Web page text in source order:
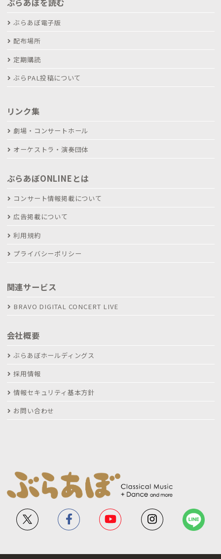
ぶらあぼを読む
ぶらあぼ電子版
配布場所
定期購読
ぶらPAL投稿について
リンク集
劇場・コンサートホール
オーケストラ・演奏団体
ぶらあぼONLINEとは
コンサート情報掲載について
広告掲載について
利用規約
プライバシーポリシー
関連サービス
BRAVO DIGITAL CONCERT LIVE
会社概要
ぶらあぼホールディングス
採用情報
情報セキュリティ基本方針
お問い合わせ